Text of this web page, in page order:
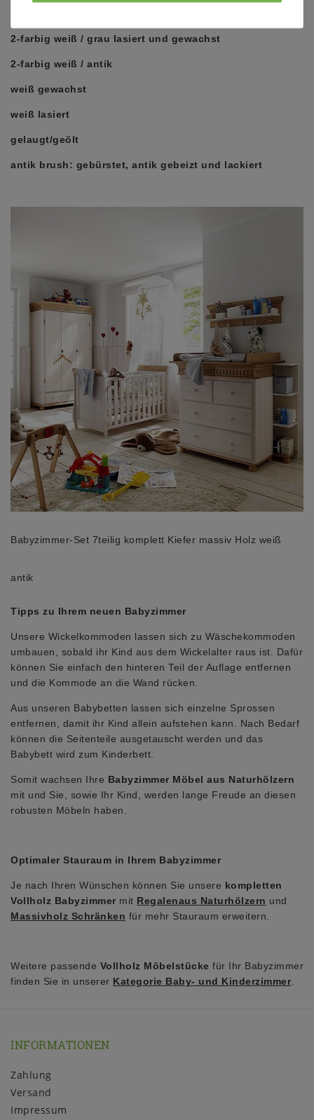
2-farbig weiß / grau lasiert und gewachst
2-farbig weiß / antik
weiß gewachst
weiß lasiert
gelaugt/geölt
antik brush: gebürstet, antik gebeizt und lackiert
Babyzimmer-Set 7teilig komplett Kiefer massiv Holz weiß
antik
Tipps zu Ihrem neuen Babyzimmer
Unsere Wickelkommoden lassen sich zu Wäschekommoden
umbauen, sobald ihr Kind aus dem Wickelalter raus ist. Dafür
können Sie einfach den hinteren Teil der Auflage entfernen
und die Kommode an die Wand rücken.
Aus unseren Babybetten lassen sich einzelne Sprossen
entfernen, damit ihr Kind allein aufstehen kann. Nach Bedarf
können die Seitenteile ausgetauscht werden und das
Babybett wird zum Kinderbett.
Somit wachsen Ihre Babyzimmer Möbel aus Naturhölzern
mit und Sie, sowie Ihr Kind, werden lange Freude an diesen
robusten Möbeln haben.
Optimaler Stauraum in Ihrem Babyzimmer
Je nach Ihren Wünschen können Sie unsere kompletten
Vollholz Babyzimmer mit Regalenaus Naturhölzern und
Massivholz Schränken für mehr Stauraum erweitern.
Weitere passende Vollholz Möbelstücke für Ihr Babyzimmer
finden Sie in unserer Kategorie Baby- und Kinderzimmer
INFORMATIONEN
Zahlung
Versand
Impressum